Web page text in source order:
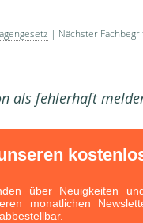
| Nächster
als fehlerhaft
über Neuigkeiten
monatlichen